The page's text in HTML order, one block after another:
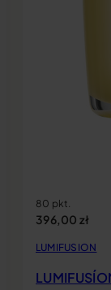
80 pkt.
396,00 zł
LUMIFUSION